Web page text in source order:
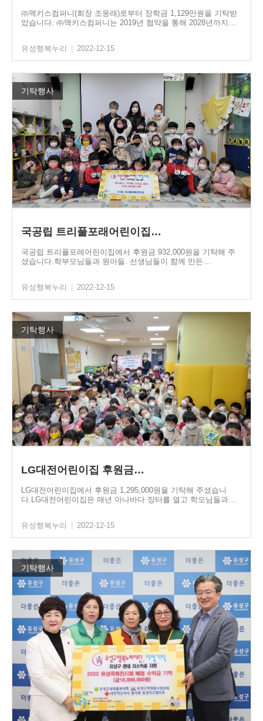
㈜맥키스컴퍼니(회장 조웅래)로부터 장학금 1,129만원을 기탁받
았습니다. ㈜맥키스컴퍼니는 2019년 협약을 통해 2028년까지…
유성행복누리 2022-12-15
기탁행사
국공립 트리풀포래어린이집…
국공립 트리풀포레어린이집에서 후원금 932,000원을 기탁해 주
셨습니다.학부모님들과 원아들. 선생님들이 함께 만든…
유성행복누리 2022-12-15
기탁행사
LG대전어린이집 후원금…
LG대전어린이집에서 후원금 1,295,000원을 기탁해 주셨습니
다.LG대전어린이집은 매년 아나바다 장터를 열고 학모님들과…
유성행복누리 2022-12-15
기탁행사